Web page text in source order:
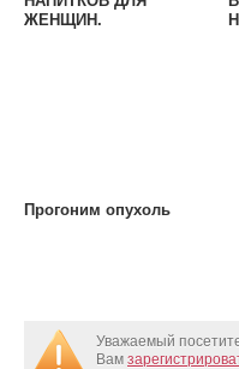
ЖЕНЩИН.
Прогоним опухоль
Уважаемый
Вам